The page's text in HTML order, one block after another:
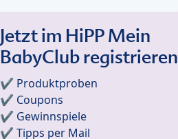
Jetzt im HiPP Mein
BabyClub registrieren
✔️ Produktproben
✔️ Coupons
✔️ Gewinnspiele
✔️ Tipps per Mail